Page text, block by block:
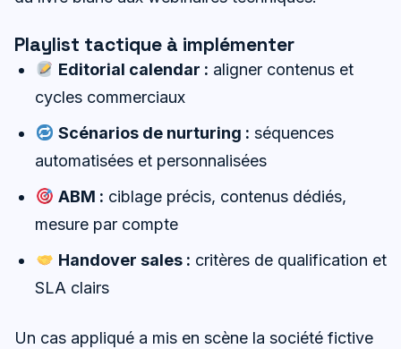
Playlist tactique à implémenter
Editorial calendar : aligner contenus et
cycles commerciaux
Scénarios de nurturing : séquences
automatisées et personnalisées
ABM : ciblage précis, contenus dédiés,
mesure par compte
Handover sales : critères de qualification et
SLA clairs
Un cas appliqué a mis en scène la société fictive